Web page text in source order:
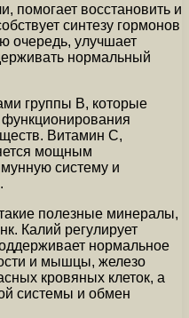
помогает восстановить и
синтезу гормонов
очередь, улучшает
нормальный
группы В, которые
Витамин С,
мощным
систему и
полезные минералы,
Калий регулирует
нормальное
и мышцы, железо
кровяных клеток, а
системы и обмен